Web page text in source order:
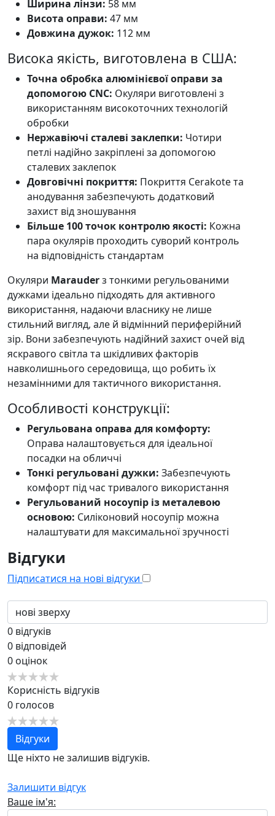
Ширина лінзи: 58 мм
Висота оправи: 47 мм
Довжина дужок: 112 мм
Висока якість, виготовлена в США:
Точна обробка алюмінієвої оправи за
допомогою CNC: Окуляри виготовлені з
використанням високоточних технологій
обробки
Нержавіючі сталеві заклепки: Чотири
петлі надійно закріплені за допомогою
сталевих заклепок
Довговічні покриття: Покриття Cerakote та
анодування забезпечують додатковий
захист від зношування
Більше 100 точок контролю якості: Кожна
пара окулярів проходить суворий контроль
на відповідність стандартам
Окуляри Marauderз тонкими регульованими
дужками ідеально підходять для активного
використання, надаючи власнику не лише
стильний вигляд, але й відмінний периферійний
зір. Вони забезпечують надійний захист очей від
яскравого світла та шкідливих факторів
навколишнього середовища, що робить їх
незамінними для тактичного використання.
Особливості конструкції:
Регульована оправа для комфорту:
Оправа налаштовується для ідеальної
посадки на обличчі
Тонкі регульовані дужки: Забезпечують
комфорт під час тривалого використання
Регульований носоупір із металевою
основою: Силіконовий носоупір можна
налаштувати для максимальної зручності
Відгуки
Підписатися на нові відгуки
0 відгуків
0 відповідей
0 оцінок
Корисність відгуків
0 голосов
Відгуки
Ще ніхто не залишив відгуків.
Залишити відгук
Ваше ім'я: